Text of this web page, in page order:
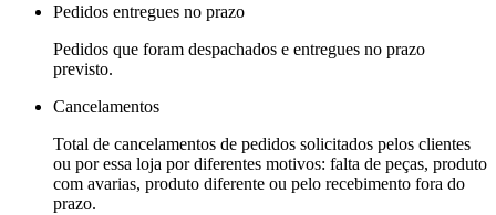
Pedidos entregues no prazo
Pedidos que foram despachados e entregues no prazo
previsto.
Cancelamentos
Total de cancelamentos de pedidos solicitados pelos clientes
ou por essa loja por diferentes motivos: falta de peças, produto
com avarias, produto diferente ou pelo recebimento fora do
prazo.